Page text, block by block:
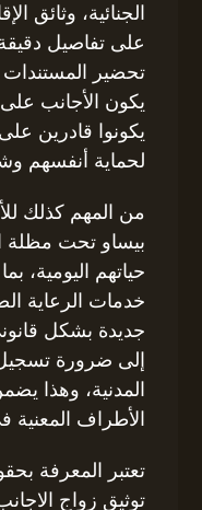
الجنائية، وثائق
على تفاصيل دقيقة
تحضير
يكون الأجانب على
يكونوا قادرين
لحماية أنفسهم
من المهم كذلك
بيساو تحت مظلة
حياتهم اليومية،
خدمات الرعاية
جديدة بشكل
إلى ضرورة
المدنية، وهذا
الأطراف المعنية
تعتبر المعرفة
توثيق زواج